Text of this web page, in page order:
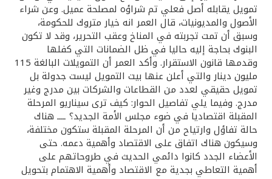
مصر
المملكة المتحدة
مملكة البحرين
تمويل يقابله أصل فعلي تم شراؤه لمصلحة عميل. وعن شراء
الأصول والمديونيات، قال العمر انه خيار متروك للحكومة،
وسبق أن تمت تجربته في المناخ وعقب التحرير، وقد لا تكون
البنوك بحاجة إليه حاليا في ظل الضمانات التي كفلها
وقدمها قانون الاستقرار. وأكد العمر أن التمويلات البالغة 115
مليون دينار والتي أعلن عنها بيت التمويل ليست جدولة بل
تمويل حقيقي لعدد من القطاعات والشركات بين مدرج وغير
مدرج. وفيما يلي تفاصيل الحوار: كيف ترى سيناريو المرحلة
المقبلة اقتصاديا في ضوء مجلس الأمة الجديد؟ ــــ هناك
حالة تفاؤل وارتياح من أن المرحلة المقبلة ستكون مختلفة،
وسيكون هناك اتفاق على الاقتصاد وأهمية دعمه. حتى
الأعضاء الجدد كانوا دائمي الحديث في طروحاتهم على
أهمية التعاطي بجدية مع الاقتصاد وأهمية الاهتمام بتحويل